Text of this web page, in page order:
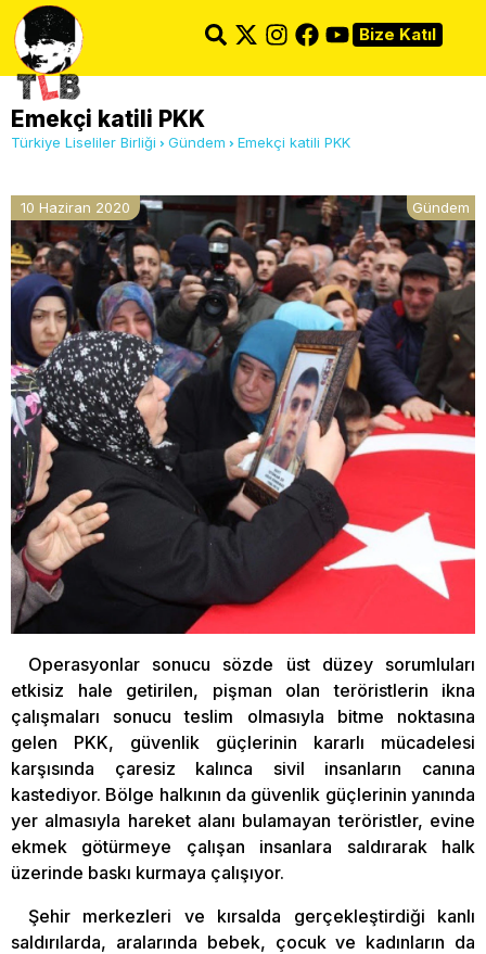
Bize Katıl
Emekçi katili PKK
Türkiye Liseliler Birliği Gündem Emekçi katili PKK
10 Haziran 2020 Gündem
Operasyonlar sonucu sözde üst düzey sorumluları
etkisiz hale getirilen, pişman olan teröristlerin ikna
çalışmaları sonucu teslim olmasıyla bitme noktasına
gelen PKK, güvenlik güçlerinin kararlı mücadelesi
karşısında çaresiz kalınca sivil insanların canına
kastediyor. Bölge halkının da güvenlik güçlerinin yanında
yer almasıyla hareket alanı bulamayan teröristler, evine
ekmek götürmeye çalışan insanlara saldırarak halk
üzerinde baskı kurmaya çalışıyor.
Şehir merkezleri ve kırsalda gerçekleştirdiği kanlı
saldırılarda, aralarında bebek, çocuk ve kadınların da